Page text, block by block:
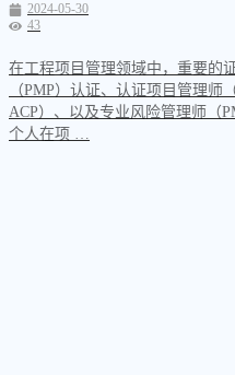
2024-05-30
43
在工程项目管理领域中，重要的
（PMP）认证、认证项目管理
ACP）、以及专业风险管理师（
个人在项 …